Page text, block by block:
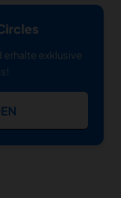
erhalte exklusive